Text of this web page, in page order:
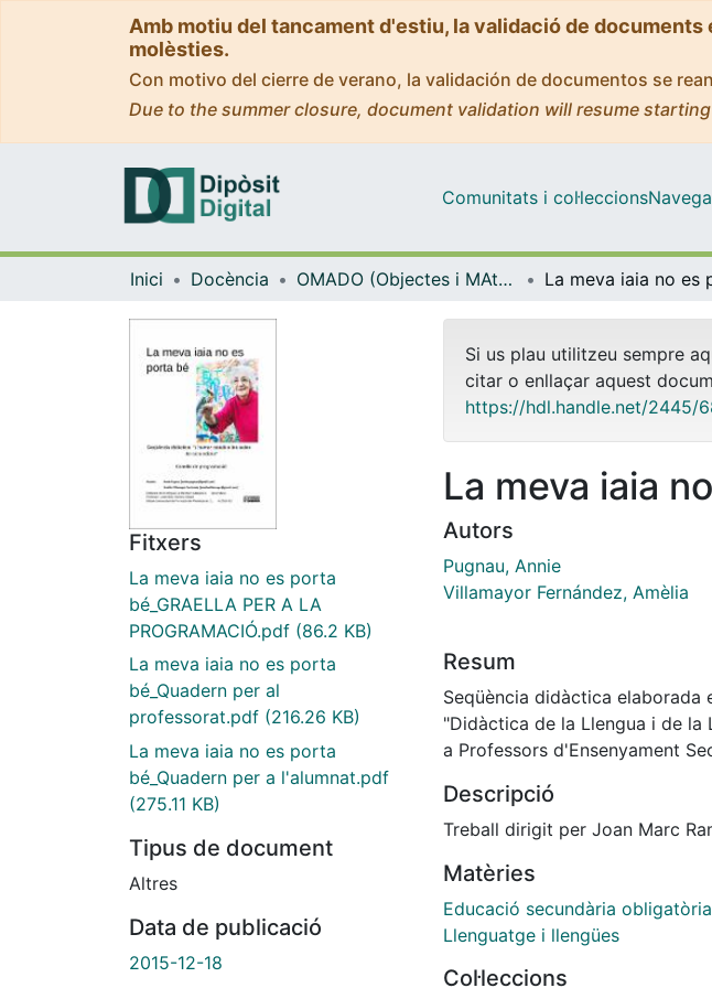
Amb motiu del tancament d'estiu, la validació de
molèsties.
Con motivo del cierre de verano, la validación de documentos se
Due to the summer closure, document validation will resume
Comunitats i col·leccions
Inici Docència OMADO (Objectes i MAterials DOcents)
Fitxers
La meva iaia no es porta
bé_GRAELLA PER A LA
PROGRAMACIÓ.pdf (86.2 KB)
La meva iaia no es porta
bé_Quadern per al
professorat.pdf (216.26 KB)
La meva iaia no es porta
bé_Quadern per a l'alumnat.pdf
(275.11 KB)
Tipus de document
Altres
Data de publicació
2015-12-18
Si us plau utilitzeu sempre
citar o enllaçar aquest
https://hdl.handle.net/2445/
La meva iaia
Autors
Pugnau, Annie
Villamayor Fernández, Amèlia
Resum
Seqüència didàctica elaborada
"Didàctica de la Llengua i de
a Professors d'Ensenyament
Descripció
Treball dirigit per Joan Marc
Matèries
Educació secundària obligatòria
Llenguatge i llengües
Col·leccions